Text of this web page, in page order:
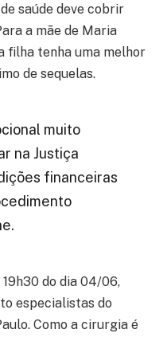
saúde deve cobrir
a mãe de Maria
filha tenha uma melhor
de sequelas.
muito
na Justiça
financeiras
do dia 04/06,
especialistas do
Como a cirurgia é